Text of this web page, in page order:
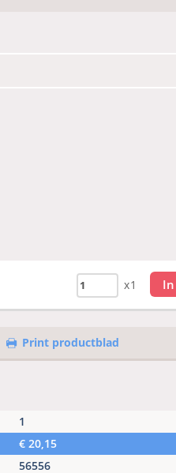
x1
Print productblad
1
€ 20,15
56556